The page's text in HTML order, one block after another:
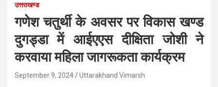
उत्तराखण्ड
गणेश चतुर्थी के अवसर पर विकास खण्ड
दुगड्डा में आईएएस दीक्षिता जोशी ने
करवाया महिला जागरूकता कार्यक्रम
September 9, 2024 Uttarakhand Vimarsh